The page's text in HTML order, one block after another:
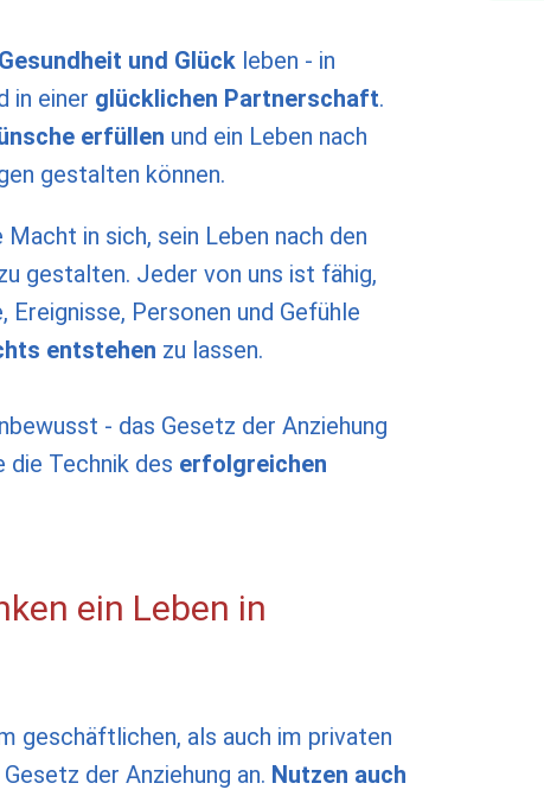
Gesundheit und Glück leben - in
in einer glücklichen Partnerschaft.
erfüllen und ein Leben nach
gestalten können.
in sich, sein Leben nach den
gestalten. Jeder von uns ist fähig,
Ereignisse, Personen und Gefühle
entstehen zu lassen.
- das Gesetz der Anziehung
die Technik des erfolgreichen
ein Leben in
geschäftlichen, als auch im privaten
der Anziehung an. Nutzen auch